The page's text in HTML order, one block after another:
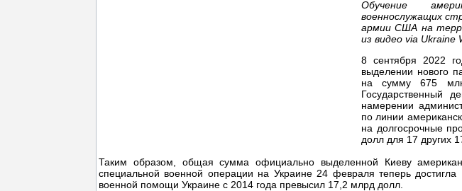
Обучение
военнослужащих
армии США на
из видео via Ukraine
8 сентября 2022
выделении нового
на сумму 675
Государственный
намерении
по линии
на долгосрочные
долл для 17 других
Таким образом, общая сумма официально выделенной Киеву
специальной военной операции на Украине 24 февраля теперь
военной помощи Украине с 2014 года превысил 17,2 млрд долл.